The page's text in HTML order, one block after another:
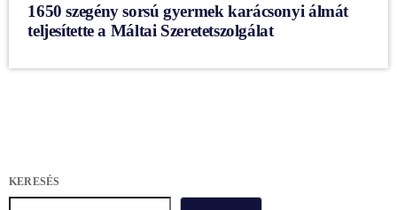
1650 szegény sorsú gyermek karácsonyi álmát
teljesítette a Máltai Szeretetszolgálat
KERESÉS